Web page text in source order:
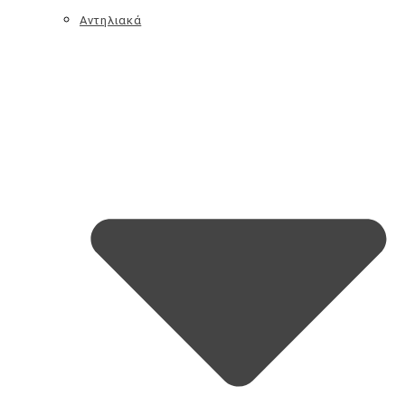
ΑντηλιακάΦροντίδα Χεριών
Μαλλιά